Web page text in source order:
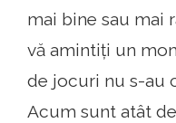
mai bine sau mai
vă amintiți un
de jocuri nu s-au
Acum sunt atât